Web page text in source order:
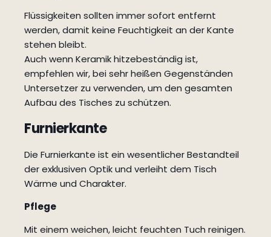
Flüssigkeiten sollten immer sofort entfernt
werden, damit keine Feuchtigkeit an der Kante
stehen bleibt.
Auch wenn Keramik hitzebeständig ist,
empfehlen wir, bei sehr heißen Gegenständen
Untersetzer zu verwenden, um den gesamten
Aufbau des Tisches zu schützen.
Furnierkante
Die Furnierkante ist ein wesentlicher Bestandteil
der exklusiven Optik und verleiht dem Tisch
Wärme und Charakter.
Pflege
Mit einem weichen, leicht feuchten Tuch reinigen.